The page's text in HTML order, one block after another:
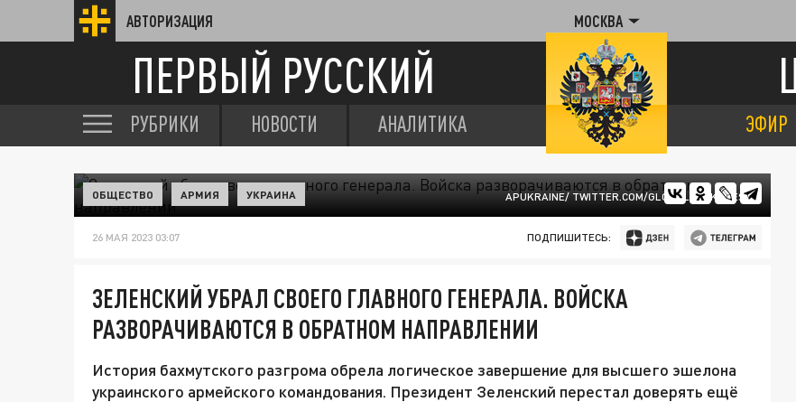
АВТОРИЗАЦИЯ МОСКВА
ПЕРВЫЙ РУССКИЙ
РУБРИКИ НОВОСТИ АНАЛИТИКА ЭФИР
APUKRAINE/ TWITTER.COM/GLOBALLOOKPRESS
ОБЩЕСТВО АРМИЯ УКРАИНА
26 МАЯ 2023 03:07 ПОДПИШИТЕСЬ:
ЗЕЛЕНСКИЙ УБРАЛ СВОЕГО ГЛАВНОГО ГЕНЕРАЛА. ВОЙСКА
РАЗВОРАЧИВАЮТСЯ В ОБРАТНОМ НАПРАВЛЕНИИ
История бахмутского разгрома обрела логическое завершение для высшего эшелона
украинского армейского командования. Президент Зеленский перестал доверять ещё